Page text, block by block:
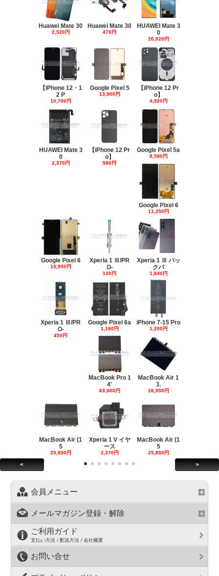
Huawei Mate 30
2,520円
Huawei Mate 30
470円
HUAWEI Mate 3
0
20,020円
【iPhone 12・1
2 P
10,700円
Google Pixel 5
13,900円
【iPhone 12 Pr
o】
4,920円
HUAWEI Mate 3
0
2,370円
【iPhone 12 Pr
o】
980円
Google Pixel 5a
8,580円
Google Pixel 6
11,250円
Google Pixel 6
15,950円
Xperia 1 Ⅲ/PR
O-
120円
Xperia 1 Ⅲ バッ
クパ
1,840円
Xperia 1 Ⅲ/PR
O-
450円
Google Pixel 6a
1,180円
iPhone 7-15 Pro
1,200円
MacBook Pro 1
4'
63,000円
MacBook Air 1
3.
26,950円
MacBook Air (1
5
25,850円
Xperia 1 V イヤ
ース
2,370円
MacBook Air (1
5
25,850円
< >
会員メニュー
メールマガジン登録・解除
ご利用ガイド
支払い方法 / 配送方法 / 会社概要
お問い合せ